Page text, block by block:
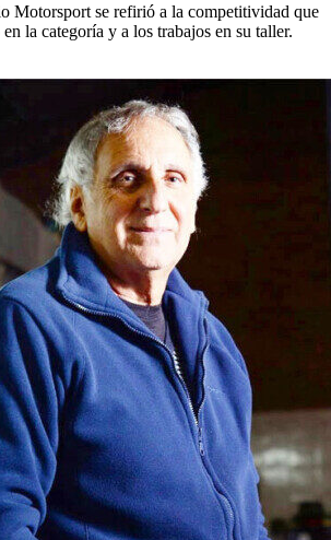
Motorsport se refirió a la competitividad que
la categoría y a los trabajos en su taller.